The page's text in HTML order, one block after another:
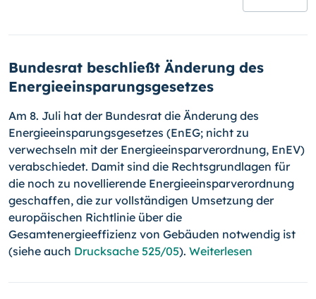
Bundesrat beschließt Änderung des
Energieeinsparungsgesetzes
Am 8. Juli hat der Bundesrat die Änderung des
Energieeinsparungsgesetzes (EnEG; nicht zu
verwechseln mit der Energieeinsparverordnung, EnEV)
verabschiedet. Damit sind die Rechtsgrundlagen für
die noch zu novellierende Energieeinsparverordnung
geschaffen, die zur vollständigen Umsetzung der
europäischen Richtlinie über die
Gesamtenergieeffizienz von Gebäuden notwendig ist
(siehe auch Drucksache 525/05). Weiterlesen